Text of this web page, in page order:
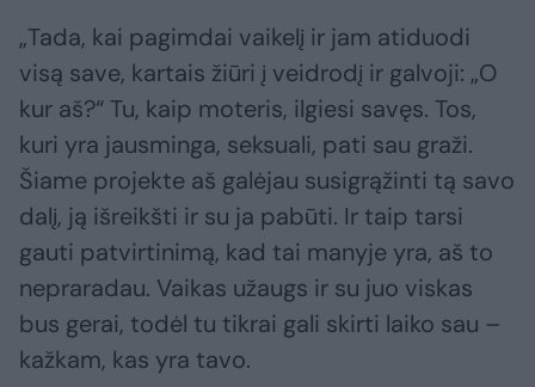
„Tada, kai pagimdai vaikelį ir jam atiduodi
visą save, kartais žiūri į veidrodį ir galvoji: „O
kur aš?“ Tu, kaip moteris, ilgiesi savęs. Tos,
kuri yra jausminga, seksuali, pati sau graži.
Šiame projekte aš galėjau susigrąžinti tą savo
dalį, ją išreikšti ir su ja pabūti. Ir taip tarsi
gauti patvirtinimą, kad tai manyje yra, aš to
nepraradau. Vaikas užaugs ir su juo viskas
bus gerai, todėl tu tikrai gali skirti laiko sau –
kažkam, kas yra tavo.